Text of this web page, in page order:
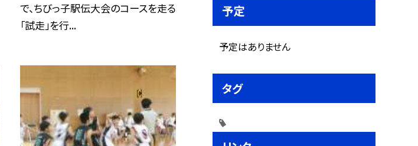
で、ちびっ子駅伝大会のコースを走る
「試走」を行...
予定
予定はありません
タグ